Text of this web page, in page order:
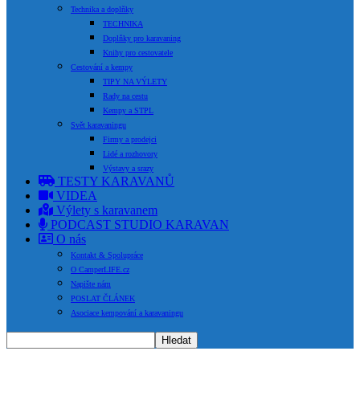
Technika a doplňky
TECHNIKA
Doplňky pro karavaning
Knihy pro cestovatele
Cestování a kempy
TIPY NA VÝLETY
Rady na cestu
Kempy a STPL
Svět karavaningu
Firmy a prodejci
Lidé a rozhovory
Výstavy a srazy
TESTY KARAVANŮ
VIDEA
Výlety s karavanem
PODCAST STUDIO KARAVAN
O nás
Kontakt & Spolupráce
O CamperLIFE.cz
Napište nám
POSLAT ČLÁNEK
Asociace kempování a karavaningu